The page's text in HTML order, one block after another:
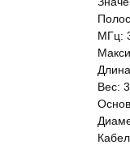
МГц:
Вес: